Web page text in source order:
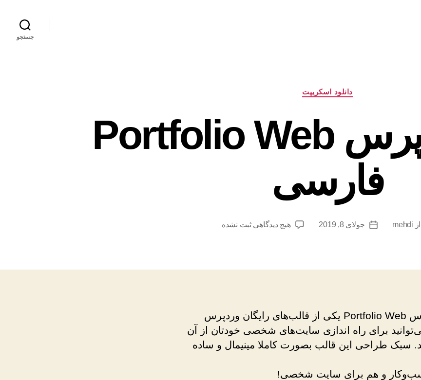
جستجو
دسته‌ها
دانلود اسکریپت
قالب وردپرس Portfolio Web
فارسی
از mehdi
تاریخجولای 8, 2019 هیچ دیدگاهیبرای
Web
ثبت نشده
قالب وردپرس Portfolio Web یکی از قالب‌های رایگان وردپرس
برای راه اندازی سایت‌های شخصی خودتان از آن
سبک طراحی این قالب بصورت کاملا مینیمال و ساده
و هم برای سایت شخصی!